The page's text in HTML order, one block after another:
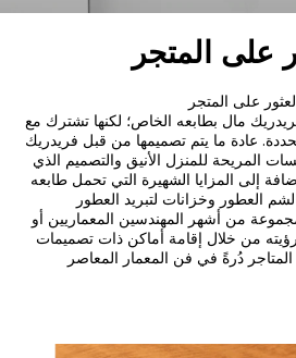
على المتجر
على المتجر
مال بطابعه الخاص؛ لكنها تشترك مع
عادة ما يتم تصميمها من قبل فريدريك
المريحة للمنزل الأنيق والتصميم الذي
إلى المزايا الشهيرة التي تحمل طابعه
من أشهر المهندسين المعماريين أو
من خلال إقامة أماكن ذات تصميمات